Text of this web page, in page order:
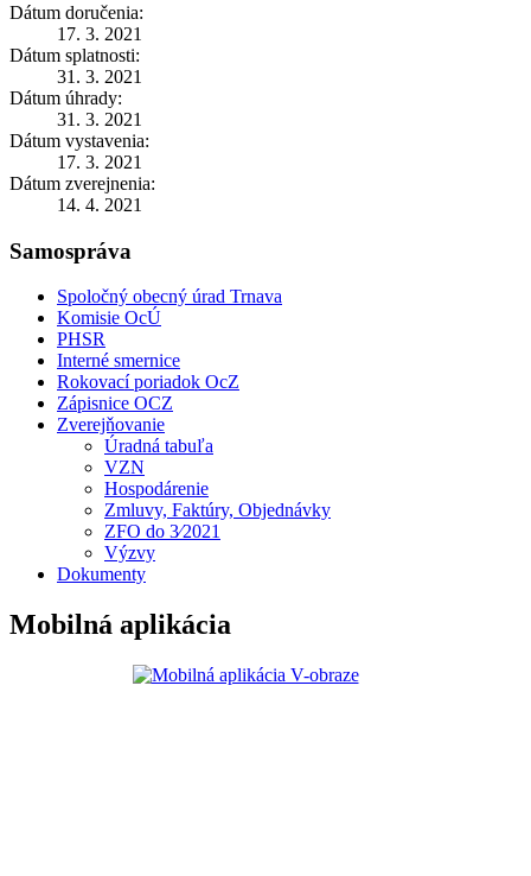
Dátum doručenia:
17. 3. 2021
Dátum splatnosti:
31. 3. 2021
Dátum úhrady:
31. 3. 2021
Dátum vystavenia:
17. 3. 2021
Dátum zverejnenia:
14. 4. 2021
Samospráva
Spoločný obecný úrad Trnava
Komisie OcÚ
PHSR
Interné smernice
Rokovací poriadok OcZ
Zápisnice OCZ
Zverejňovanie
Úradná tabuľa
VZN
Hospodárenie
Zmluvy, Faktúry, Objednávky
ZFO do 3⁄2021
Výzvy
Dokumenty
Mobilná aplikácia